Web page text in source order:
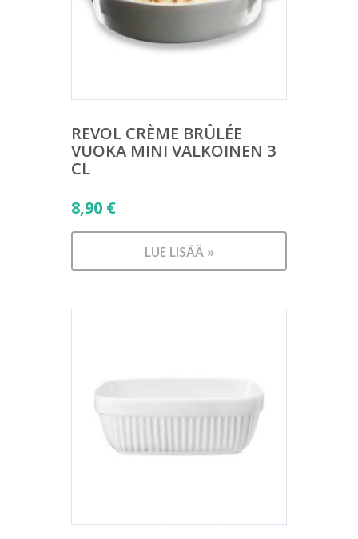
REVOL CRÈME BRÛLÉE
VUOKA MINI VALKOINEN 3
CL
8,90 €
LUE LISÄÄ »